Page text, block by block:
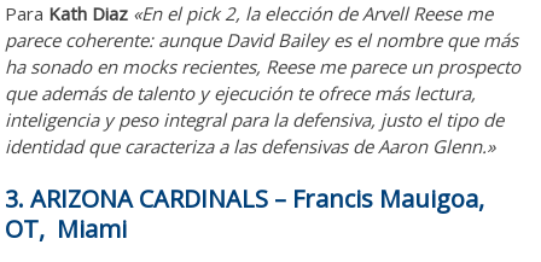
Para Kath Diaz «En el pick 2, la elección de Arvell Reese me
parece coherente: aunque David Bailey es el nombre que más
ha sonado en mocks recientes, Reese me parece un prospecto
que además de talento y ejecución te ofrece más lectura,
inteligencia y peso integral para la defensiva, justo el tipo de
identidad que caracteriza a las defensivas de Aaron Glenn.»
3. ARIZONA CARDINALS – Francis Mauigoa,
OT, Miami